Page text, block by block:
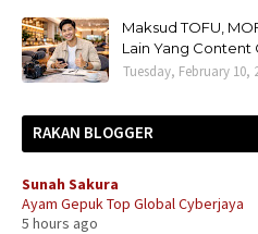
Maksud TOFU,
Lain Yang Content
Tuesday, February 10,
RAKAN BLOGGER
Sunah Sakura
Ayam Gepuk Top Global Cyberjaya
5 hours ago